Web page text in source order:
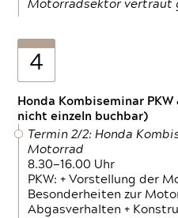
Motorradsektor vertraut
4
Honda Kombiseminar
nicht einzeln buchbar)
Termin 2/2: Honda
Motorrad
8.30—16.00 Uhr
PKW: + Vorstellung der
Besonderheiten zur
Abgasverhalten +